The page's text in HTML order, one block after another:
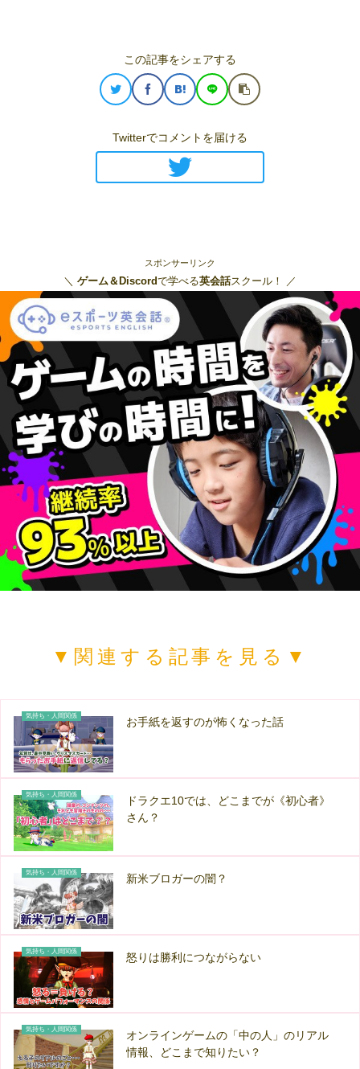
この記事をシェアする
Twitterでコメントを届ける
スポンサーリンク
＼ ゲーム＆Discordで学べる英会話スクール！ ／
▼関連する記事を見る▼
気持ち・人間関係 お手紙を返すのが怖くなった話
気持ち・人間関係
ドラクエ10では、どこまでが《初心者》
さん？
気持ち・人間関係 新米ブロガーの闇？
気持ち・人間関係 怒りは勝利につながらない
気持ち・人間関係
オンラインゲームの「中の人」のリアル
情報、どこまで知りたい？